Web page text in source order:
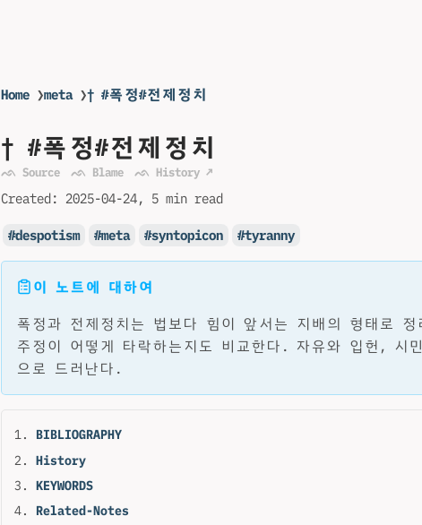
Home ❯meta ❯† #폭정#전제정치
† #폭정#전제정치
ᨒ Source ᨒ Blame ᨒ History ↗
Created: 2025-04-24 5 min read
despotism meta syntopicon tyranny
이 노트에 대하여
폭정과 전제정치는 법보다 힘이 앞서는 지배의 형태로 정
주정이 어떻게 타락하는지도 비교한다. 자유와 입헌, 시
으로 드러난다.
BIBLIOGRAPHY
History
KEYWORDS
Related-Notes